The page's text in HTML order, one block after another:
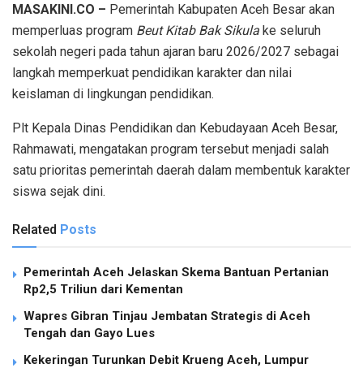
MASAKINI.CO – Pemerintah Kabupaten Aceh Besar akan
memperluas program Beut Kitab Bak Sikula ke seluruh
sekolah negeri pada tahun ajaran baru 2026/2027 sebagai
langkah memperkuat pendidikan karakter dan nilai
keislaman di lingkungan pendidikan.
Plt Kepala Dinas Pendidikan dan Kebudayaan Aceh Besar,
Rahmawati, mengatakan program tersebut menjadi salah
satu prioritas pemerintah daerah dalam membentuk karakter
siswa sejak dini.
Related Posts
Pemerintah Aceh Jelaskan Skema Bantuan Pertanian
Rp2,5 Triliun dari Kementan
Wapres Gibran Tinjau Jembatan Strategis di Aceh
Tengah dan Gayo Lues
Kekeringan Turunkan Debit Krueng Aceh, Lumpur